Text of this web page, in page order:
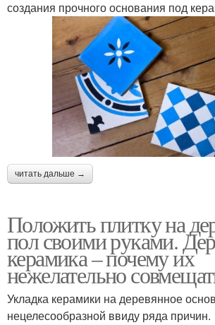
создания прочного основания под
читать дальше →
Положить плитку на
пол своими руками.
керамика – почему их
нежелательно
Укладка керамики на деревянное
нецелесообразной ввиду ряда причин.